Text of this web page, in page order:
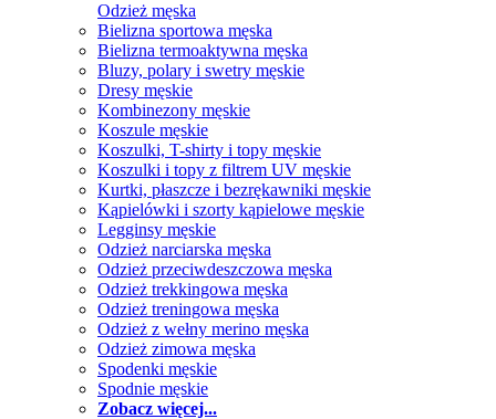
Odzież męska
Bielizna sportowa męska
Bielizna termoaktywna męska
Bluzy, polary i swetry męskie
Dresy męskie
Kombinezony męskie
Koszule męskie
Koszulki, T-shirty i topy męskie
Koszulki i topy z filtrem UV męskie
Kurtki, płaszcze i bezrękawniki męskie
Kąpielówki i szorty kąpielowe męskie
Legginsy męskie
Odzież narciarska męska
Odzież przeciwdeszczowa męska
Odzież trekkingowa męska
Odzież treningowa męska
Odzież z wełny merino męska
Odzież zimowa męska
Spodenki męskie
Spodnie męskie
Zobacz więcej...